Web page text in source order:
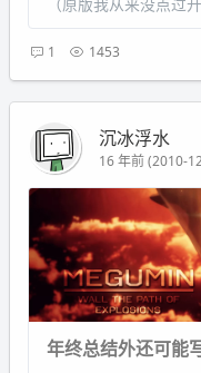
1 1453
沉冰浮水
16 年前 (2010-
年终总结外还可能